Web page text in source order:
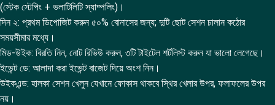
(স্টেক স্টেপিং + ভলাটিলিটি স্যাম্পলিং)।
দিন ২: প্রথম ডিপোজিট করুন ৫০% বোনাসের জন্য; দুটি ছোট সেশন চালান কঠোর
সময়সীমার মধ্যে।
মিড-উইক: বিরতি নিন, নোট রিভিউ করুন, ৩টি টাইটেল শর্টলিস্ট করুন যা ভালো লেগেছে।
ইভেন্ট ডে: আলাদা করা ইভেন্ট বাজেট দিয়ে অংশ নিন।
উইকএন্ড: হালকা সেশন খেলুন যেখানে ফোকাস থাকবে স্থির খেলার উপর, ফলাফলের উপর
নয়।